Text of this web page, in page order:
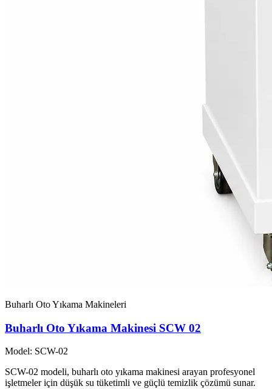
Buharlı Oto Yıkama Makineleri
Buharlı Oto Yıkama Makinesi SCW 02
Model: SCW-02
SCW-02 modeli, buharlı oto yıkama makinesi arayan profesyonel
işletmeler için düşük su tüketimli ve güçlü temizlik çözümü sunar.